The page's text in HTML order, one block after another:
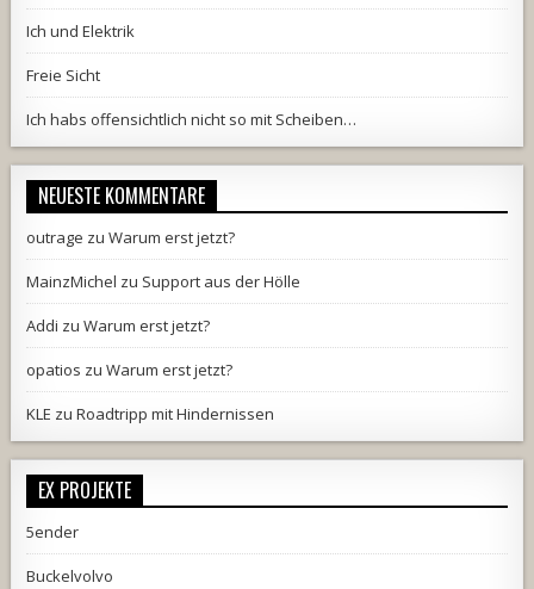
Ich und Elektrik
Freie Sicht
Ich habs offensichtlich nicht so mit Scheiben…
NEUESTE KOMMENTARE
outrage zuWarum erst jetzt?
MainzMichel zu Support aus der Hölle
Addi zuWarum erst jetzt?
opatios zuWarum erst jetzt?
KLE zuRoadtripp mit Hindernissen
EX PROJEKTE
5ender
Buckelvolvo